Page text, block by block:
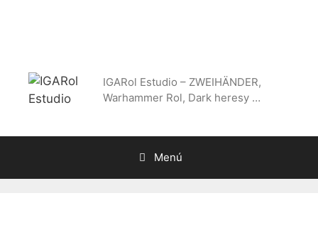
IGARol Estudio – ZWEIHÄNDER,
Warhammer Rol, Dark heresy …
Menú